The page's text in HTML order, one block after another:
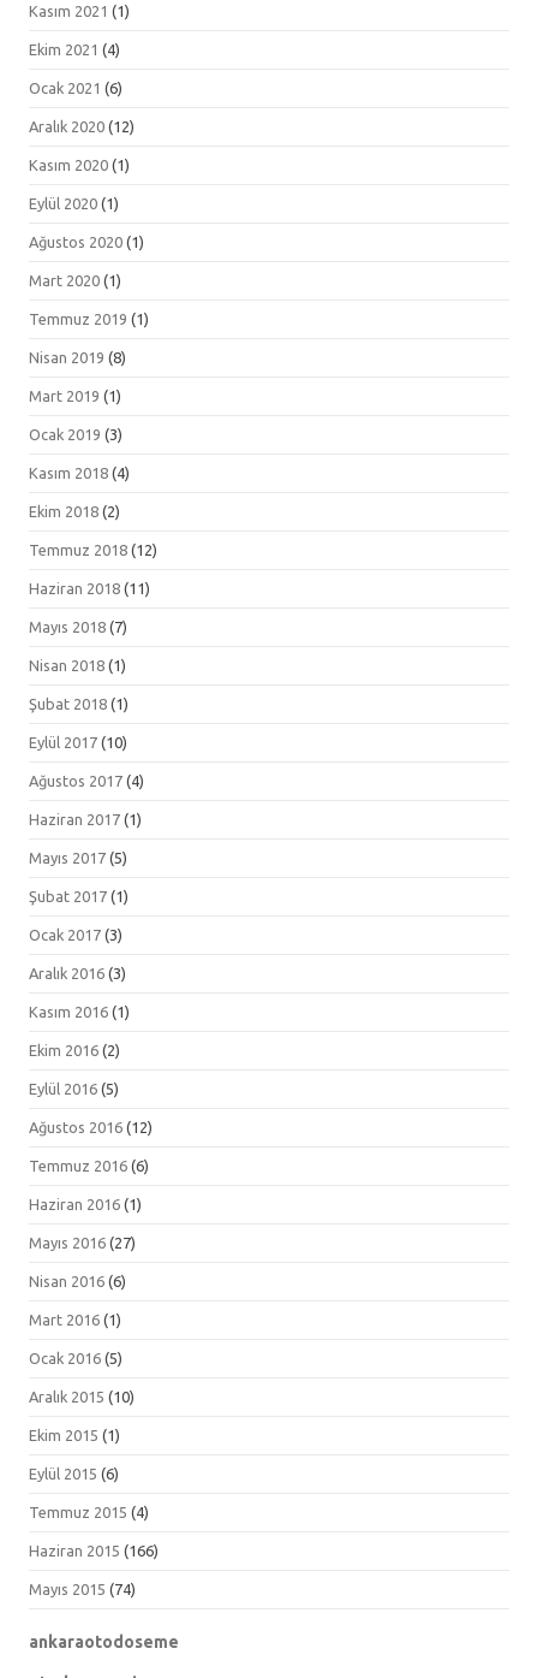
Kasım 2021 (1)
Ekim 2021 (4)
Ocak 2021 (6)
Aralık 2020 (12)
Kasım 2020 (1)
Eylül 2020 (1)
Ağustos 2020 (1)
Mart 2020 (1)
Temmuz 2019 (1)
Nisan 2019 (8)
Mart 2019 (1)
Ocak 2019 (3)
Kasım 2018 (4)
Ekim 2018 (2)
Temmuz 2018 (12)
Haziran 2018 (11)
Mayıs 2018 (7)
Nisan 2018 (1)
Şubat 2018 (1)
Eylül 2017 (10)
Ağustos 2017 (4)
Haziran 2017 (1)
Mayıs 2017 (5)
Şubat 2017 (1)
Ocak 2017 (3)
Aralık 2016 (3)
Kasım 2016 (1)
Ekim 2016 (2)
Eylül 2016 (5)
Ağustos 2016 (12)
Temmuz 2016 (6)
Haziran 2016 (1)
Mayıs 2016 (27)
Nisan 2016 (6)
Mart 2016 (1)
Ocak 2016 (5)
Aralık 2015 (10)
Ekim 2015 (1)
Eylül 2015 (6)
Temmuz 2015 (4)
Haziran 2015 (166)
Mayıs 2015 (74)
ankaraotodoseme